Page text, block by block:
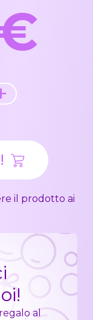
il prodotto ai
al